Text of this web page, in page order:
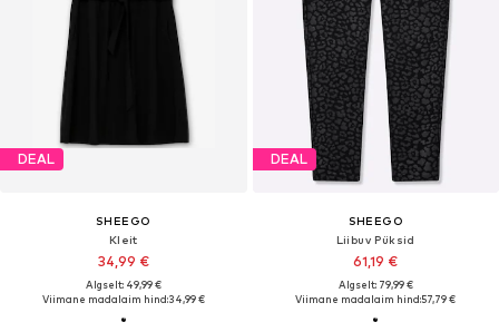
DEAL
SHEEGO
Kleit
34,99 €
Algselt: 49,99 €
Viimane madalaim hind:34,99 €
DEAL
SHEEGO
Liibuv Püksid
61,19 €
Algselt: 79,99 €
Viimane madalaim hind:57,79 €